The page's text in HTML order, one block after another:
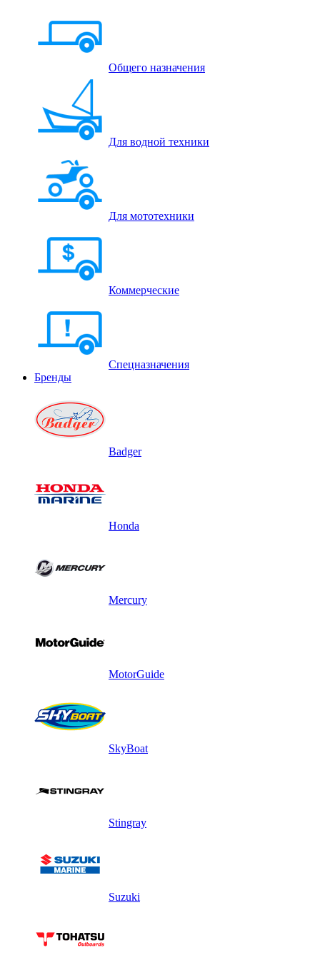
Общего назначения
Для водной техники
Для мототехники
Коммерческие
Спецназначения
Бренды
Badger
Honda
Mercury
MotorGuide
SkyBoat
Stingray
Suzuki